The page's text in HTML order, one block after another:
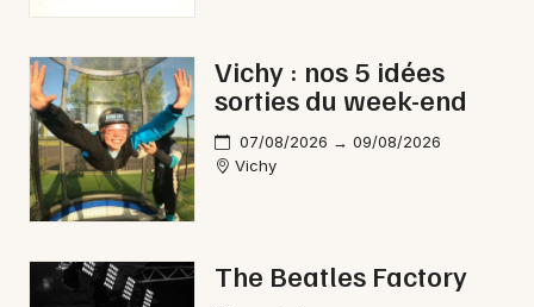
Vichy : nos 5 idées
sorties du week-end
07/08/2026 → 09/08/2026
Vichy
The Beatles Factory